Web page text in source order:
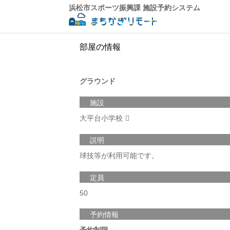
浜松市スポーツ振興課 施設予約システム
部屋の情報
グラウンド
施設
大平台小学校
説明
球技等が利用可能です。
定員
50
予約情報